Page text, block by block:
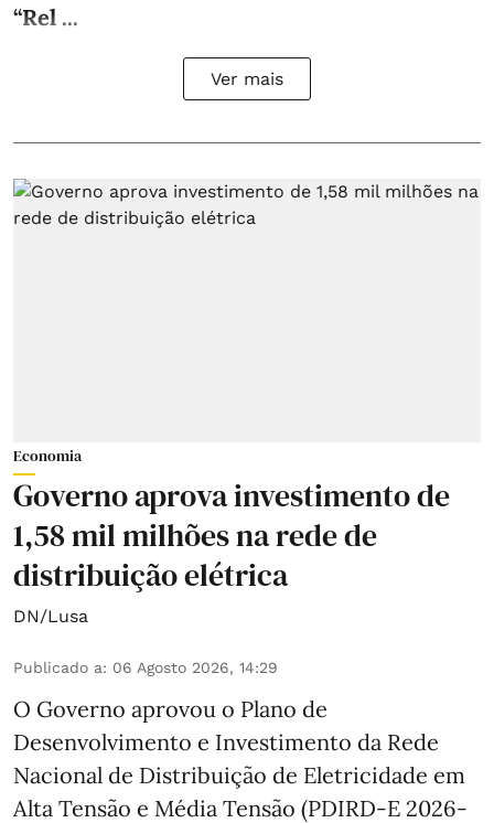
“Rel ...
Ver mais
Economia
Governo aprova investimento de
1,58 mil milhões na rede de
distribuição elétrica
DN/Lusa
Publicado a: 06 Agosto 2026, 14:29
O Governo aprovou o Plano de
Desenvolvimento e Investimento da Rede
Nacional de Distribuição de Eletricidade em
Alta Tensão e Média Tensão (PDIRD-E 2026-